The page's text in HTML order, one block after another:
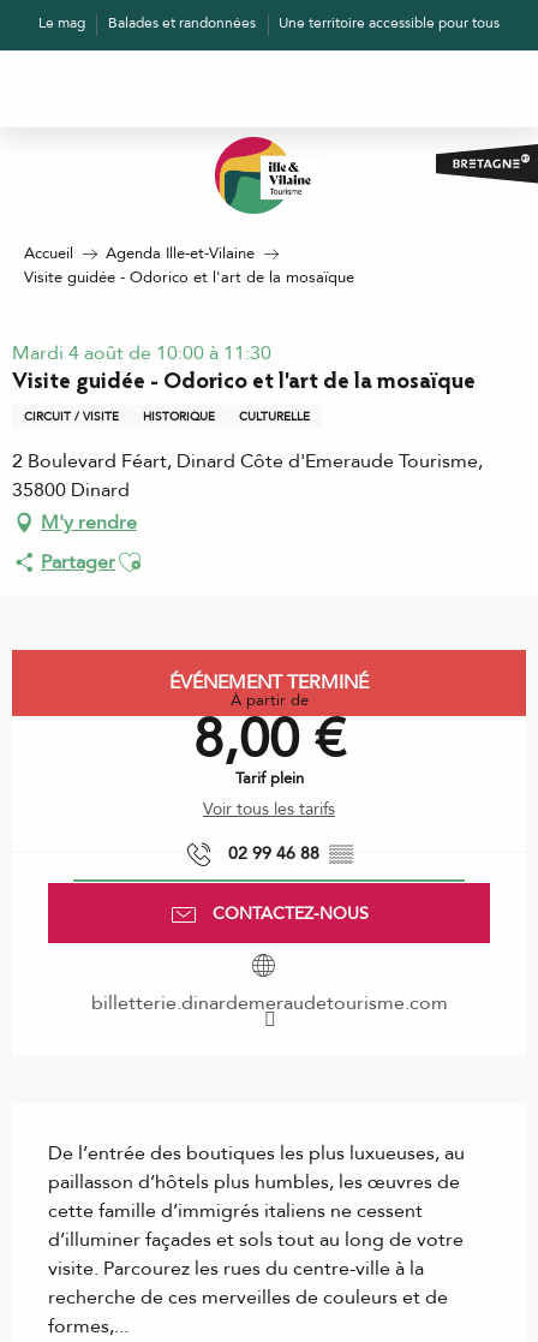
AllerLe mag Balades et randonnées Une territoire accessible pour tous
Accueil
Agenda Ille-et-Vilaine
Visite guidée - Odorico et l'art de la mosaïque
Mardi 4 août de 10:00 à 11:30
Visite guidée - Odorico et l'art de la mosaïque
CIRCUIT / VISITE HISTORIQUE CULTURELLE
2 Boulevard Féart, Dinard Côte d'Emeraude Tourisme,
35800 Dinard
M'y rendre
PartagerAjouter aux favoris
Ouverture et coordonnées
ÉVÉNEMENT TERMINÉ
À partir de
8,00 €
Tarif plein
Voir tous les tarifs
02 99 46 88 ▒▒
CONTACTEZ-NOUS
billetterie.dinardemeraudetourisme.com
De l’entrée des boutiques les plus luxueuses, au
paillasson d’hôtels plus humbles, les œuvres de
cette famille d’immigrés italiens ne cessent
d’illuminer façades et sols tout au long de votre
visite. Parcourez les rues du centre-ville à la
recherche de ces merveilles de couleurs et de
formes,...